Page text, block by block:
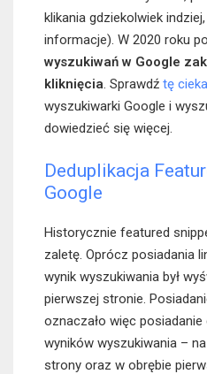
klikania gdziekolwiek
informacje). W 2020 roku
wyszukiwań w Google
kliknięcia. Sprawdź tę
wyszukiwarki Google i
dowiedzieć się więcej.
Deduplikacja
Google
Historycznie featured
zaletę. Oprócz posiadania
wynik wyszukiwania był
pierwszej stronie.
oznaczało więc
wyników wyszukiwania –
strony oraz w obrębie